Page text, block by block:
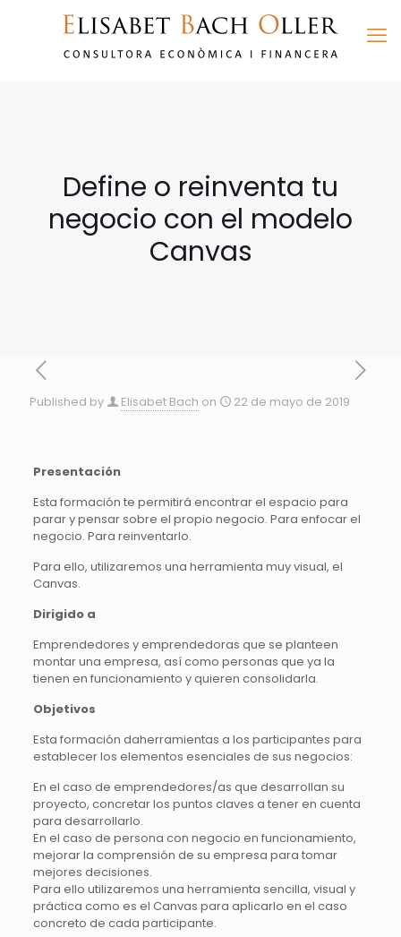
Define o reinventa tu
negocio con el modelo
Canvas
Published by Elisabet Bach on 22 de mayo de 2019
Presentación
Esta formación te permitirá encontrar el espacio para
parar y pensar sobre el propio negocio. Para enfocar el
negocio. Para reinventarlo.
Para ello, utilizaremos una herramienta muy visual, el
Canvas.
Dirigido a
Emprendedores y emprendedoras que se planteen
montar una empresa, así como personas que ya la
tienen en funcionamiento y quieren consolidarla.
Objetivos
Esta formación daherramientas a los participantes para
establecer los elementos esenciales de sus negocios:
En el caso de emprendedores/as que desarrollan su
proyecto, concretar los puntos claves a tener en cuenta
para desarrollarlo.
En el caso de persona con negocio en funcionamiento,
mejorar la comprensión de su empresa para tomar
mejores decisiones.
Para ello utilizaremos una herramienta sencilla, visual y
práctica como es el Canvas para aplicarlo en el caso
concreto de cada participante.